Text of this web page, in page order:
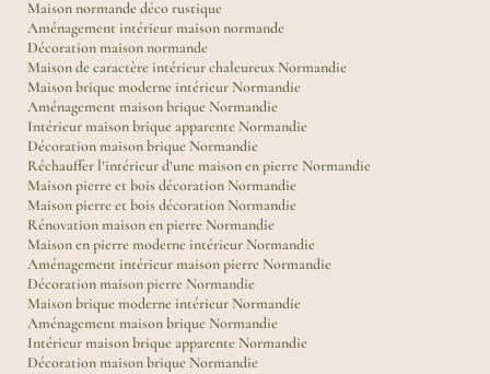
Maison normande déco rustique
Aménagement intérieur maison normande
Décoration maison normande
Maison de caractère intérieur chaleureux Normandie
Maison brique moderne intérieur Normandie
Aménagement maison brique Normandie
Intérieur maison brique apparente Normandie
Décoration maison brique Normandie
Réchauffer l’intérieur d’une maison en pierre Normandie
Maison pierre et bois décoration Normandie
Maison pierre et bois décoration Normandie
Rénovation maison en pierre Normandie
Maison en pierre moderne intérieur Normandie
Aménagement intérieur maison pierre Normandie
Décoration maison pierre Normandie
Maison brique moderne intérieur Normandie
Aménagement maison brique Normandie
Intérieur maison brique apparente Normandie
Décoration maison brique Normandie